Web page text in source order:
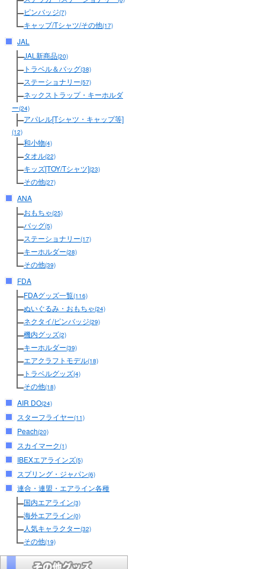
ピンバッジ(7)
キャップ/Tシャツ/その他(17)
JAL
JAL新商品(20)
トラベル＆バッグ(38)
ステーショナリー(57)
ネックストラップ・キーホルダ
ー(24)
アパレル[Tシャツ・キャップ等]
(12)
和小物(4)
タオル(22)
キッズ[TOY/Tシャツ](23)
その他(27)
ANA
おもちゃ(25)
バッグ(5)
ステーショナリー(17)
キーホルダー(28)
その他(39)
FDA
FDAグッズ一覧(116)
ぬいぐるみ・おもちゃ(24)
ネクタイ/ピンバッジ(29)
機内グッズ(2)
キーホルダー(39)
エアクラフトモデル(18)
トラベルグッズ(4)
その他(18)
AIR DO(24)
スターフライヤー(11)
Peach(20)
スカイマーク(1)
IBEXエアラインズ(5)
スプリング・ジャパン(6)
連合・連盟・エアライン各種
国内エアライン(3)
海外エアライン(0)
人気キャラクター(32)
その他(19)